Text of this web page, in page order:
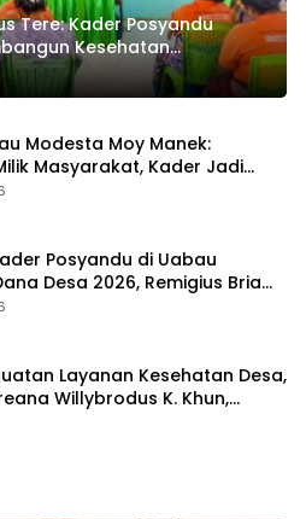
Tere: Kader Posyandu
Kesehatan
Modesta Moy Manek:
Masyarakat, Kader Jadi
Perangi Stunting
Posyandu di Uabau
Desa 2026, Remigius Bria
dengan Libatkan
Layanan Kesehatan Desa,
Willybrodus K. Khun,
Pelatihan Kader Posyandu